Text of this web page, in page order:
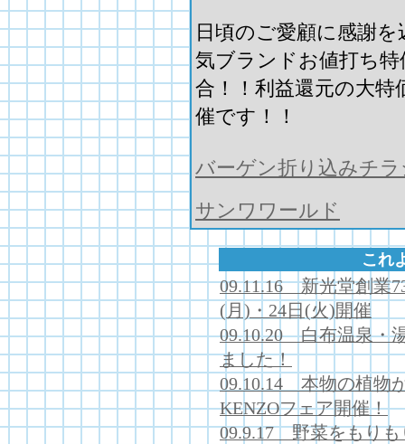
日頃のご愛顧に感謝を
気ブランドお値打ち特
合！！利益還元の大特
催です！！
バーゲン折り込みチラ
サンワワールド
これ
09.11.16 新光堂創業
(月)・24日(火)開催
09.10.20 白布温泉・
ました！
09.10.14 本物の植物
KENZOフェア開催！
09.9.17 野菜をもりも